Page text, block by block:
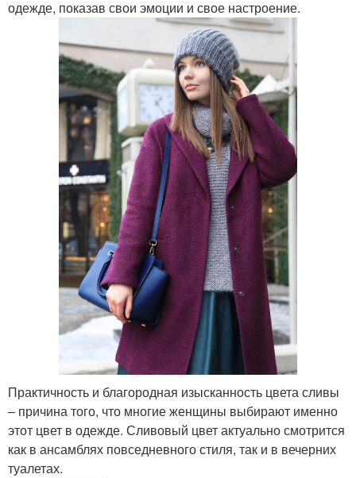
одежде, показав свои эмоции и свое настроение.
Практичность и благородная изысканность цвета сливы
– причина того, что многие женщины выбирают именно
этот цвет в одежде. Сливовый цвет актуально смотрится
как в ансамблях повседневного стиля, так и в вечерних
туалетах.